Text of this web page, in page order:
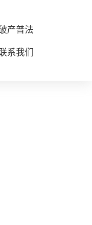
产普法
系我们